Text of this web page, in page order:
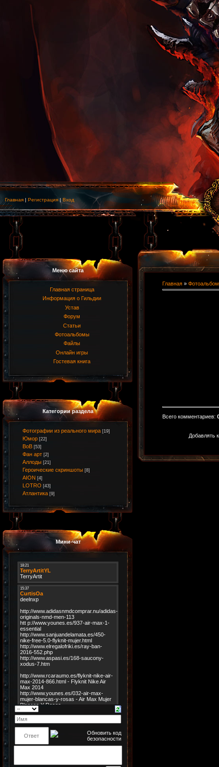
Главная | Регистрация | Вход
Меню сайта
Главная страница
Информация о Гильдии
Устав
Форум
Статьи
Фотоальбомы
Файлы
Онлайн игры
Гостевая книга
Категории раздела
Фотографии из реального мира [19]
Юмор [22]
ВоВ [53]
Фан арт [2]
Аллоды [21]
Героические скриншоты [8]
AION [4]
LOTRO [43]
Атлантика [9]
Мини-чат
Главная » Фотоальбом
Всего комментариев:
Добавлять